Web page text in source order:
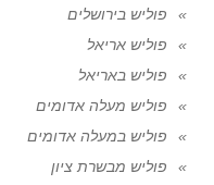
פוליש בירושלים
פוליש אריאל
פוליש באריאל
פוליש מעלה אדומים
פוליש במעלה אדומים
פוליש מבשרת ציון